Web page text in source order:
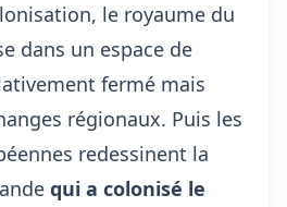
le royaume du
dans un espace de
fermé mais
régionaux. Puis les
redessinent la
qui a colonisé le